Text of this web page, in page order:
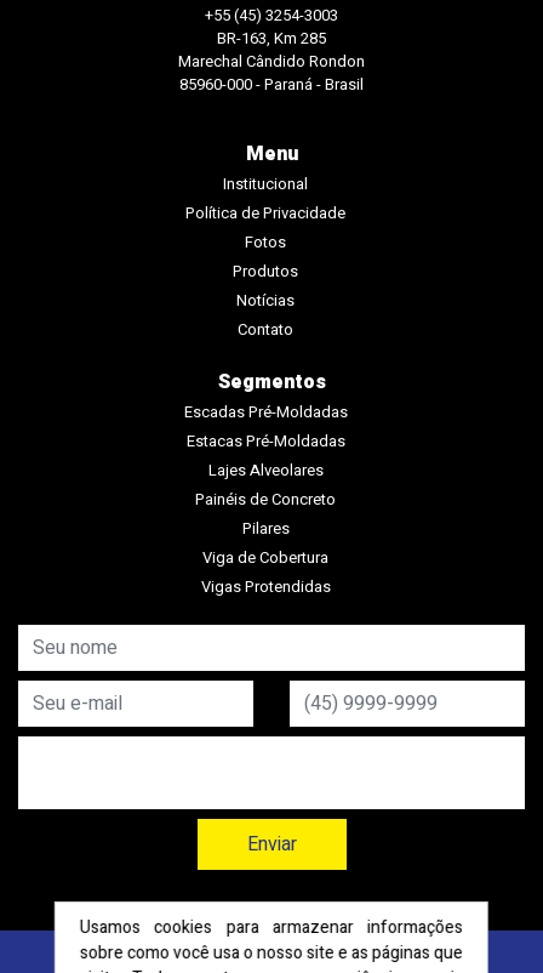
Usamos cookies para armazenar informações
sobre como você usa o nosso site e as páginas que
+55 (45) 3254-3003
BR-163, Km 285
Marechal Cândido Rondon
85960-000 - Paraná - Brasil
Menu
Institucional
Política de Privacidade
Fotos
Produtos
Notícias
Contato
Segmentos
Escadas Pré-Moldadas
Estacas Pré-Moldadas
Lajes Alveolares
Painéis de Concreto
Pilares
Viga de Cobertura
Vigas Protendidas
Enviar